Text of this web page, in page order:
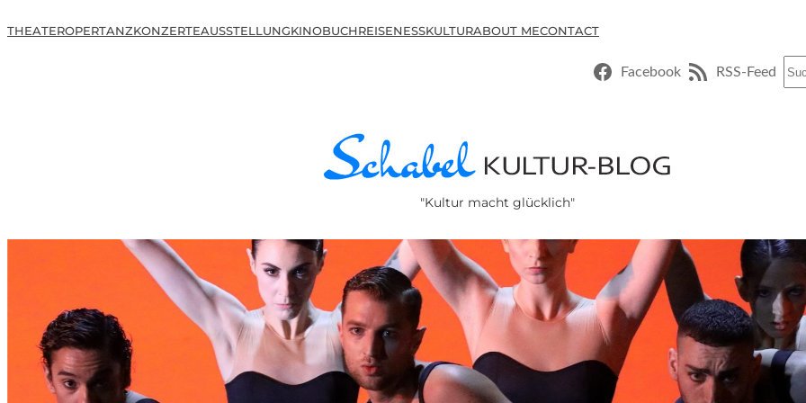
THEATEROPERTANZKONZERTEAUSSTELLUNGKINOBUCHREISENESSKULTURABOUT MECONTACT
Facebook RSS-Feed
"Kultur macht glücklich"